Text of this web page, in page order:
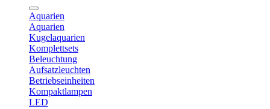
Aquarien
Aquarien
Kugelaquarien
Komplettsets
Beleuchtung
Aufsatzleuchten
Betriebseinheiten
Kompaktlampen
LED